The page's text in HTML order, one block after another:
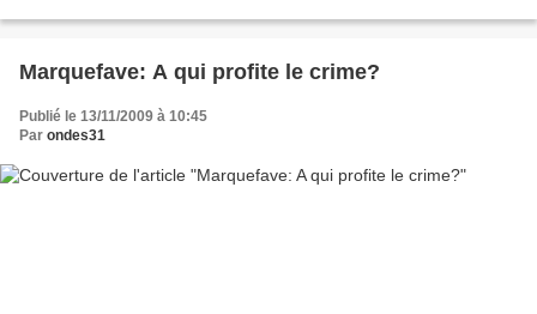
Marquefave: A qui profite le crime?
Publié le 13/11/2009 à 10:45
Par ondes31